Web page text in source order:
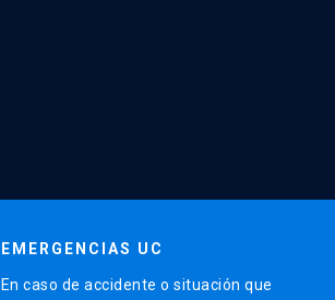
EMERGENCIAS UC
En caso de accidente o situación que